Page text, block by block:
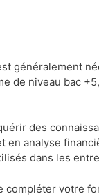
généralement
de niveau bac
des
en analyse
dans les
votre